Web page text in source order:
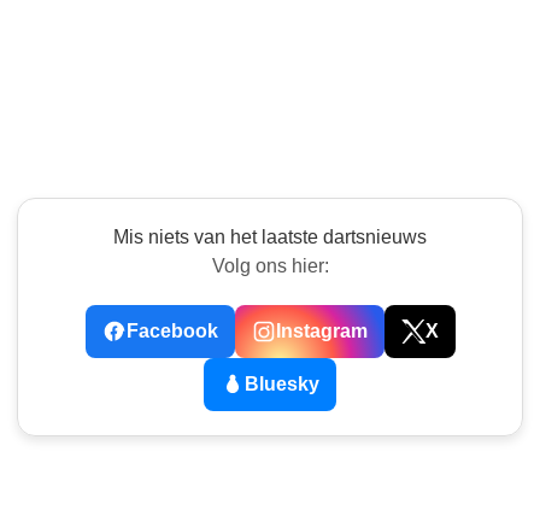
Mis niets van het laatste dartsnieuws
Volg ons hier:
Facebook Instagram X
Bluesky